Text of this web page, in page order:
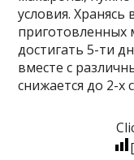
условия. Хранясь
приготовленных
достигать 5-ти
вместе с
снижается до 2-х